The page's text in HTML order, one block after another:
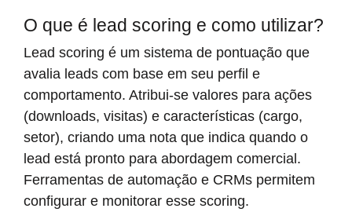
O que é lead scoring e como utilizar?
Lead scoring é um sistema de pontuação que
avalia leads com base em seu perfil e
comportamento. Atribui-se valores para ações
(downloads, visitas) e características (cargo,
setor), criando uma nota que indica quando o
lead está pronto para abordagem comercial.
Ferramentas de automação e CRMs permitem
configurar e monitorar esse scoring.